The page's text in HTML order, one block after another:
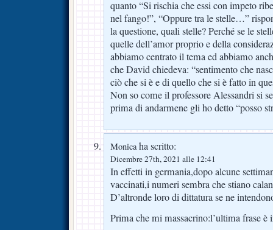
quanto “Si rischia che essi con impeto
nel fango!”, “Oppure tra le stelle…”
la questione, quali stelle? Perché se le
quelle dell’amor proprio e della
abbiamo centrato il tema ed abbiamo
che David chiedeva: “sentimento che
ciò che si è e di quello che si è fatto in
Non so come il professore Alessandri si
prima di andarmene gli ho detto “posso
Monicaha scritto:
Dicembre 27th, 2021 alle 12:41
In effetti in germania,dopo alcune
vaccinati,i numeri sembra che stiano
D’altronde loro di dittatura se ne
Prima che mi massacrino:l’ultima frase è